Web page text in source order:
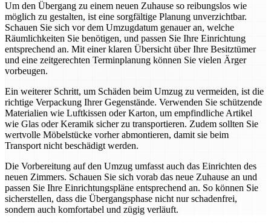
Um den Übergang zu einem neuen Zuhause so reibungslos wie
möglich zu gestalten, ist eine sorgfältige Planung unverzichtbar.
Schauen Sie sich vor dem Umzugdatum genauer an, welche
Räumlichkeiten Sie benötigen, und passen Sie Ihre Einrichtung
entsprechend an. Mit einer klaren Übersicht über Ihre Besitztümer
und eine zeitgerechten Terminplanung können Sie vielen Ärger
vorbeugen.
Ein weiterer Schritt, um Schäden beim Umzug zu vermeiden, ist die
richtige Verpackung Ihrer Gegenstände. Verwenden Sie schützende
Materialien wie Luftkissen oder Karton, um empfindliche Artikel
wie Glas oder Keramik sicher zu transportieren. Zudem sollten Sie
wertvolle Möbelstücke vorher abmontieren, damit sie beim
Transport nicht beschädigt werden.
Die Vorbereitung auf den Umzug umfasst auch das Einrichten des
neuen Zimmers. Schauen Sie sich vorab das neue Zuhause an und
passen Sie Ihre Einrichtungspläne entsprechend an. So können Sie
sicherstellen, dass die Übergangsphase nicht nur schadenfrei,
sondern auch komfortabel und zügig verläuft.